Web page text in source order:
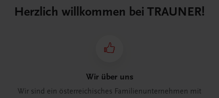
Herzlich willkommen bei TRAUNER!
Wir über uns
Wir sind ein österreichisches Familienunternehmen mit